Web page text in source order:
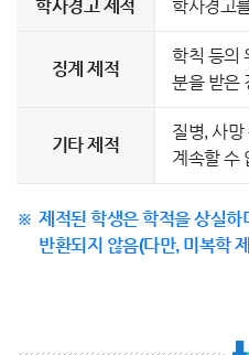
학사경고 제적 학사경고
징계 제적
학칙 등의
분을 받은
기타 제적
질병, 사
계속할 수
제적된 학생은 학적을 상실하
반환되지 않음(다만, 미복학